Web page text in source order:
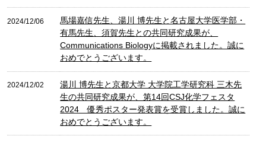
2024/12/06
馬場嘉信先生、湯川 博先生と名古屋大学医学部・
有馬先生、須賀先生との共同研究成果が、
Communications Biologyに掲載されました。誠に
おめでとうございます。
2024/12/02
湯川 博先生と京都大学 大学院工学研究科 三木先
生の共同研究成果が、第14回CSJ化学フェスタ
2024 優秀ポスター発表賞を受賞しました。誠に
おめでとうございます。